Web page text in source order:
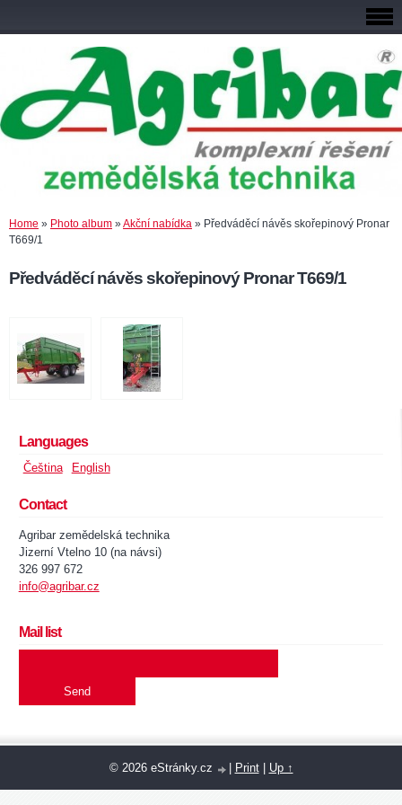
Home » Photo album »Akční nabídka » Předváděcí návěs skořepinový Pronar
T669/1
Předváděcí návěs skořepinový Pronar T669/1
Languages
Čeština English
Contact
Agribar zemědelská technika
Jizerní Vtelno 10 (na návsi)
326 997 672
info@agribar.cz
Mail list
© 2026 eStránky.cz Print| Up ↑